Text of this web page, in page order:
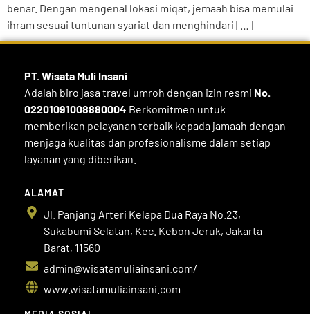
benar. Dengan mengenal lokasi miqat, jemaah bisa memulai
ihram sesuai tuntunan syariat dan menghindari […]
PT. Wisata Muli Insani
Adalah biro jasa travel umroh dengan izin resmi No.
02201091008880004 Berkomitmen untuk
memberikan pelayanan terbaik kepada jamaah dengan
menjaga kualitas dan profesionalisme dalam setiap
layanan yang diberikan.
ALAMAT
Jl. Panjang Arteri Kelapa Dua Raya No.23,
Sukabumi Selatan, Kec. Kebon Jeruk, Jakarta
Barat, 11560
admin@wisatamuliainsani.com/
www.wisatamuliainsani.com